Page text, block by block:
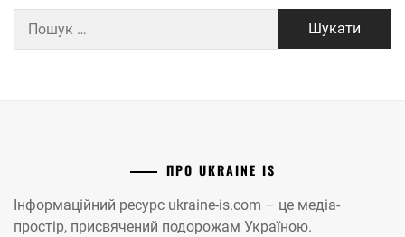
ПРО UKRAINE IS
Інформаційний ресурс ukraine-is.com – це медіа-
простір, присвячений подорожам Україною.